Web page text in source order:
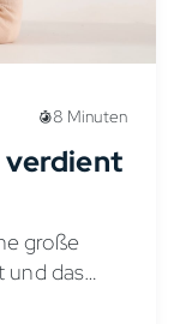
8 Minuten
verdient
große
und das